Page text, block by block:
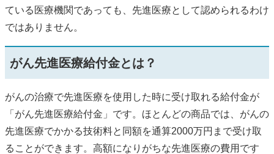
ている医療機関であっても、先進医療として認められるわけ
ではありません。
がん先進医療給付金とは？
がんの治療で先進医療を使用した時に受け取れる給付金が
「がん先進医療給付金」です。ほとんどの商品では、がんの
先進医療でかかる技術料と同額を通算2000万円まで受け取
ることができます。高額になりがちな先進医療の費用です